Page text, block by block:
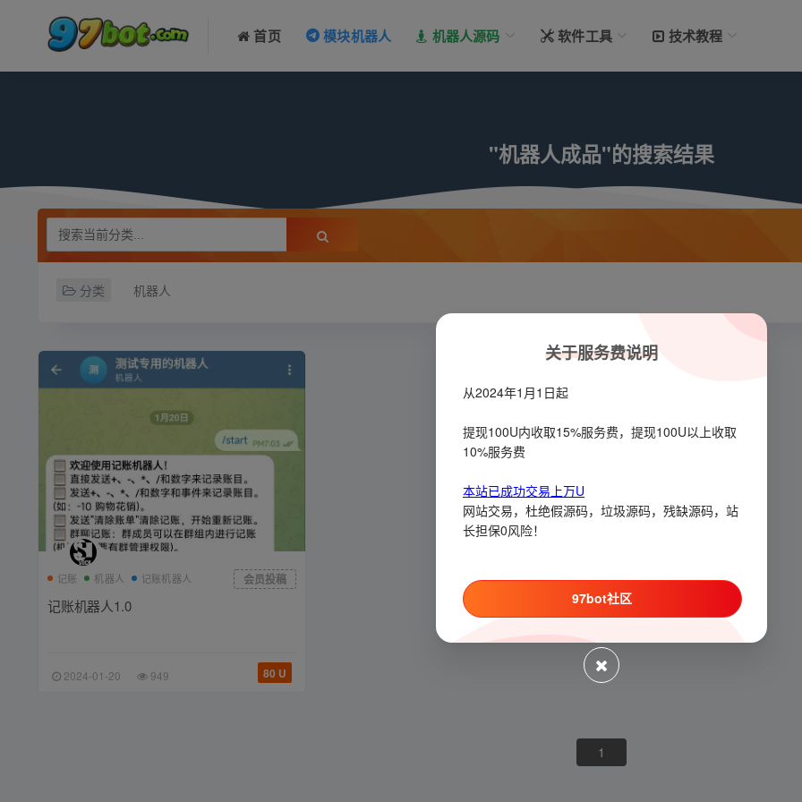
首页 模块机器人 机器人源码 软件工具 技术教程
"机器人成品"的搜索结果
分类 机器人
会员投稿
记账 机器人 记账机器人
记账机器人1.0
2024-01-20 949 80 U
1
关于服务费说明
从2024年1月1日起
提现100U内收取15%服务费，提现100U以上收取
10%服务费
本站已成功交易上万U
网站交易，杜绝假源码，垃圾源码，残缺源码，站
长担保0风险！
97bot社区